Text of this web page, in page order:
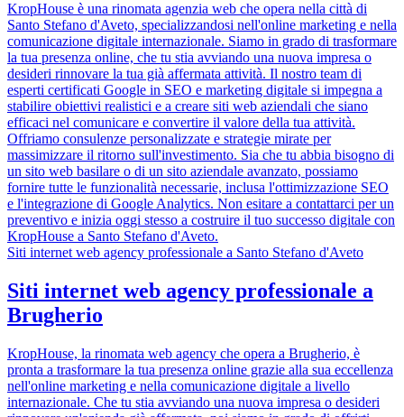
KropHouse è una rinomata agenzia web che opera nella città di
Santo Stefano d'Aveto, specializzandosi nell'online marketing e nella
comunicazione digitale internazionale. Siamo in grado di trasformare
la tua presenza online, che tu stia avviando una nuova impresa o
desideri rinnovare la tua già affermata attività. Il nostro team di
esperti certificati Google in SEO e marketing digitale si impegna a
stabilire obiettivi realistici e a creare siti web aziendali che siano
efficaci nel comunicare e convertire il valore della tua attività.
Offriamo consulenze personalizzate e strategie mirate per
massimizzare il ritorno sull'investimento. Sia che tu abbia bisogno di
un sito web basilare o di un sito aziendale avanzato, possiamo
fornire tutte le funzionalità necessarie, inclusa l'ottimizzazione SEO
e l'integrazione di Google Analytics. Non esitare a contattarci per un
preventivo e inizia oggi stesso a costruire il tuo successo digitale con
KropHouse a Santo Stefano d'Aveto.
Siti internet web agency professionale a Santo Stefano d'Aveto
Siti internet web agency professionale a
Brugherio
KropHouse, la rinomata web agency che opera a Brugherio, è
pronta a trasformare la tua presenza online grazie alla sua eccellenza
nell'online marketing e nella comunicazione digitale a livello
internazionale. Che tu stia avviando una nuova impresa o desideri